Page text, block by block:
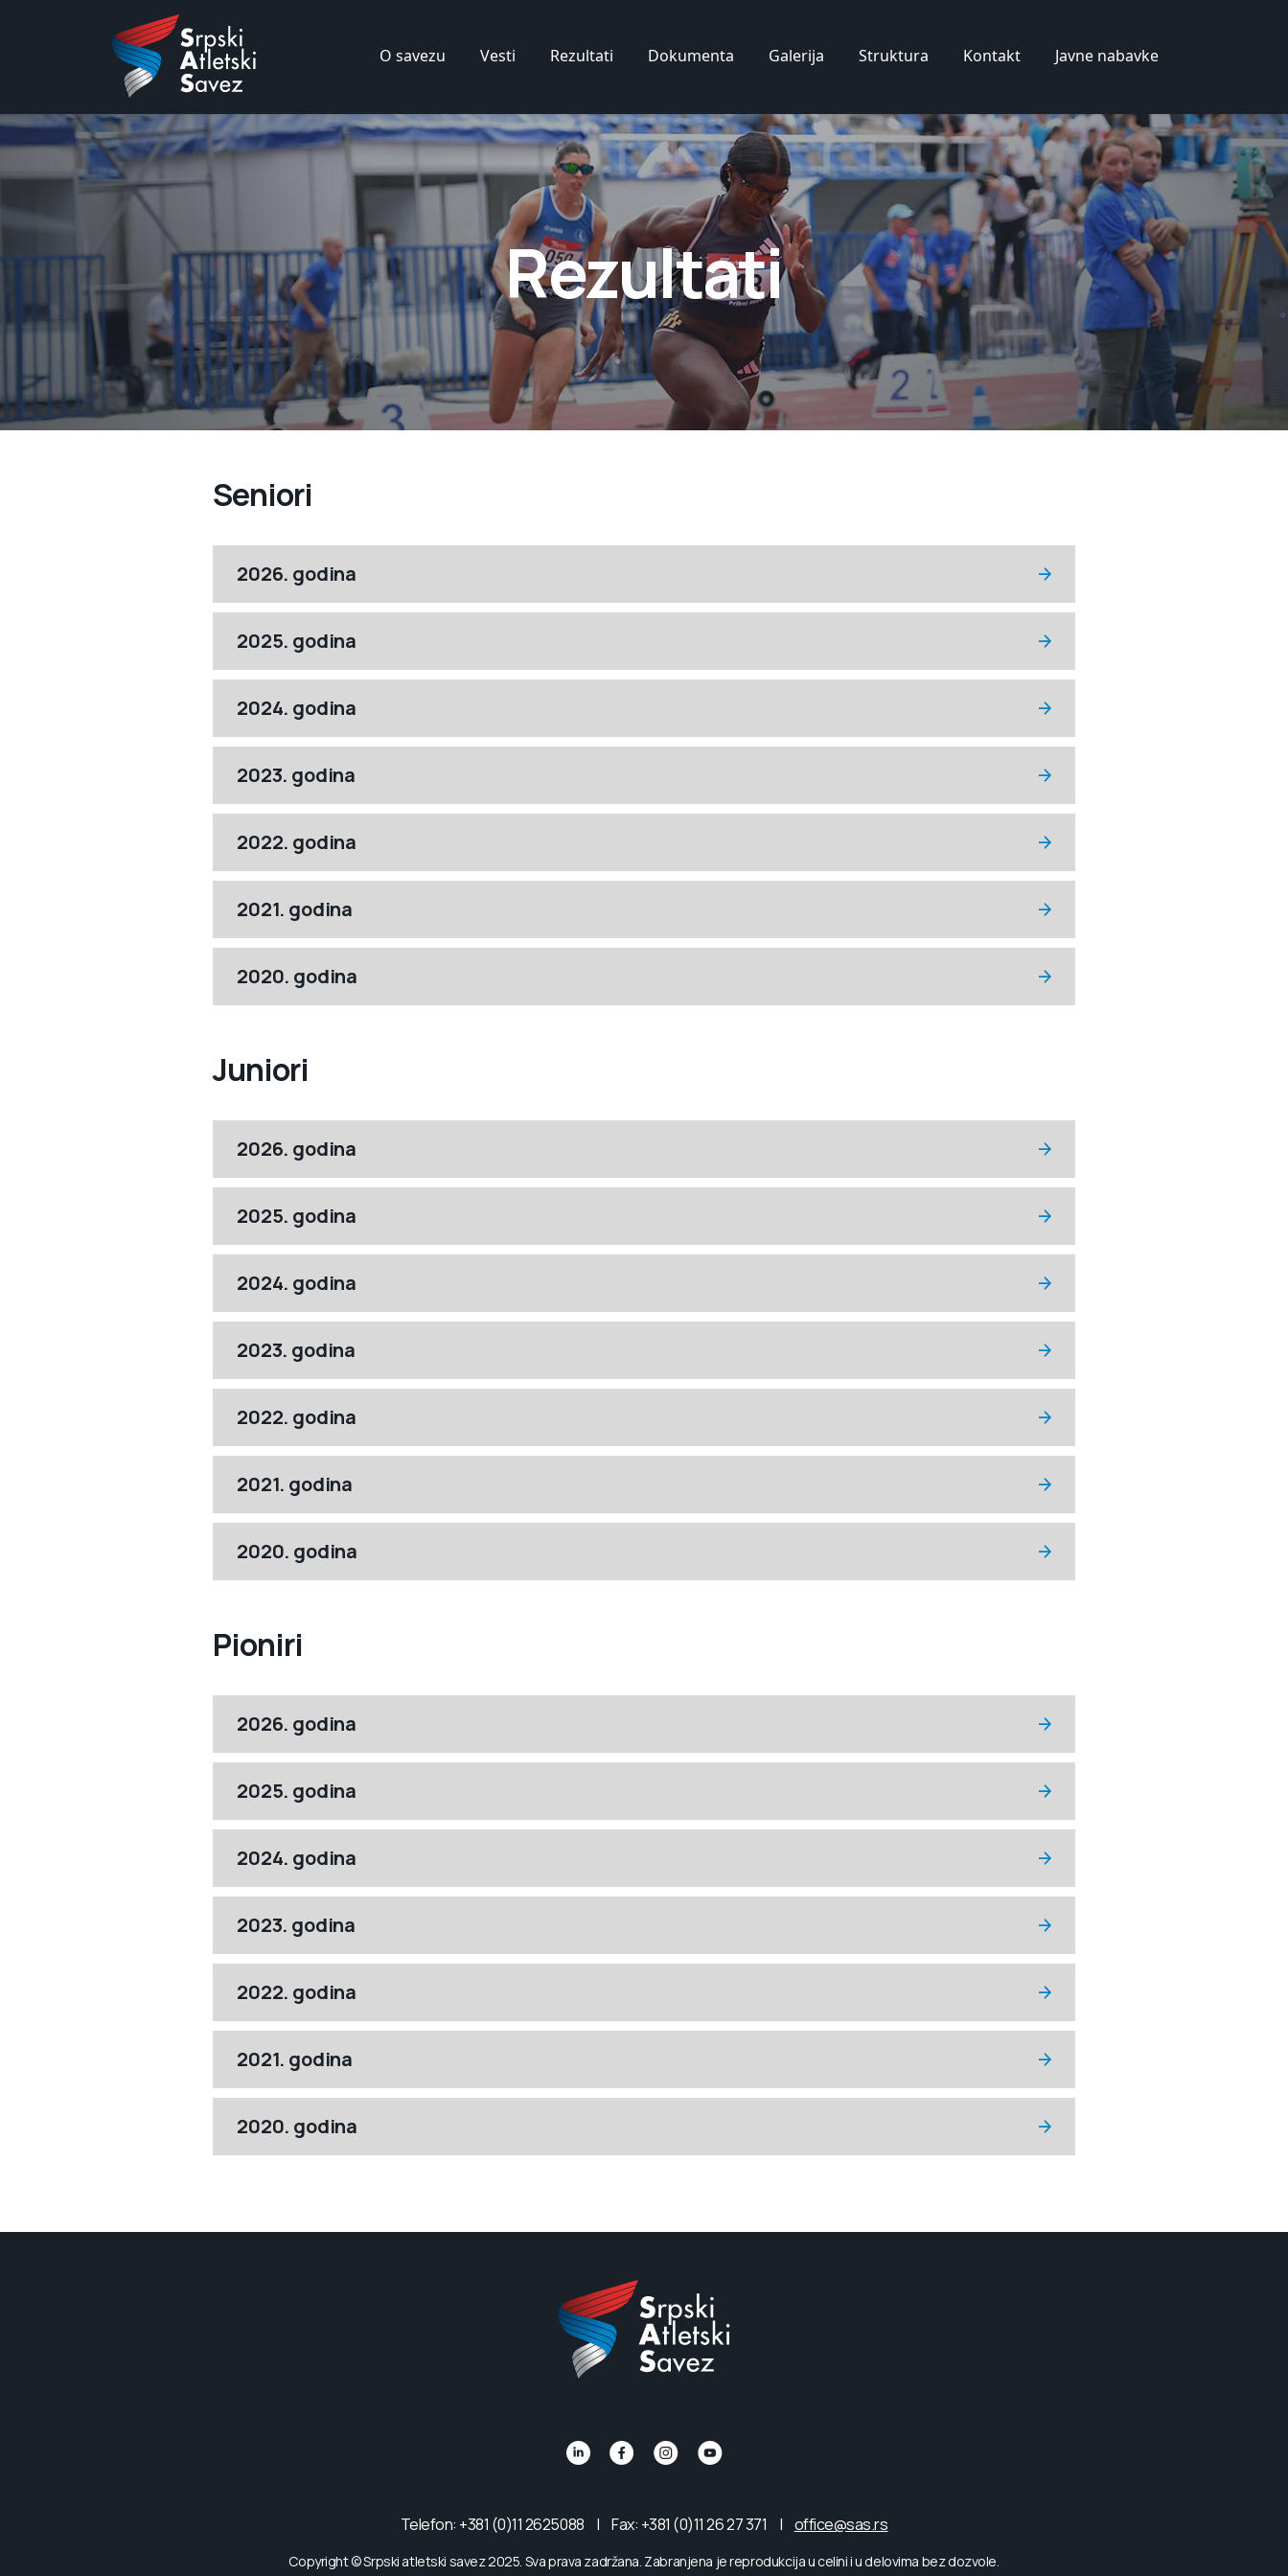
O savezu Vesti Rezultati Dokumenta Galerija Struktura Kontakt Javne nabavke
Rezultati
Seniori
2026. godina
2025. godina
2024. godina
2023. godina
2022. godina
2021. godina
2020. godina
Juniori
2026. godina
2025. godina
2024. godina
2023. godina
2022. godina
2021. godina
2020. godina
Pioniri
2026. godina
2025. godina
2024. godina
2023. godina
2022. godina
2021. godina
2020. godina
Telefon: +381 (0)11 2625088 | Fax: +381 (0)11 26 27 371 | office@sas.rs
Copyright © Srpski atletski savez 2025. Sva prava zadržana. Zabranjena je reprodukcija u celini i u delovima bez dozvole.